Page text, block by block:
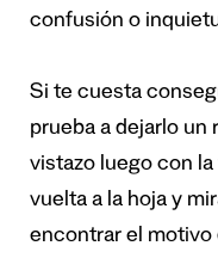
confusión o
Si te cuesta
prueba a dejarlo un
vistazo luego con
vuelta a la hoja y
encontrar el motivo